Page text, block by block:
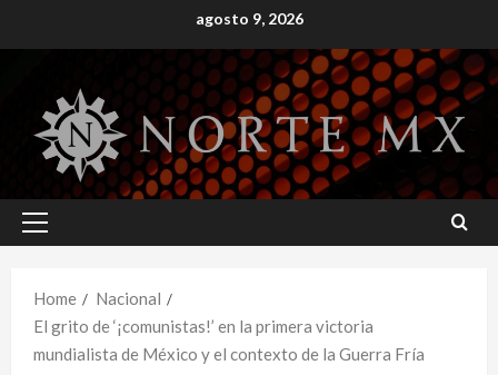
to
agosto 9, 2026
Primary
Home
Nacional
El grito de ‘¡comunistas!’ en la primera victoria
mundialista de México y el contexto de la Guerra Fría